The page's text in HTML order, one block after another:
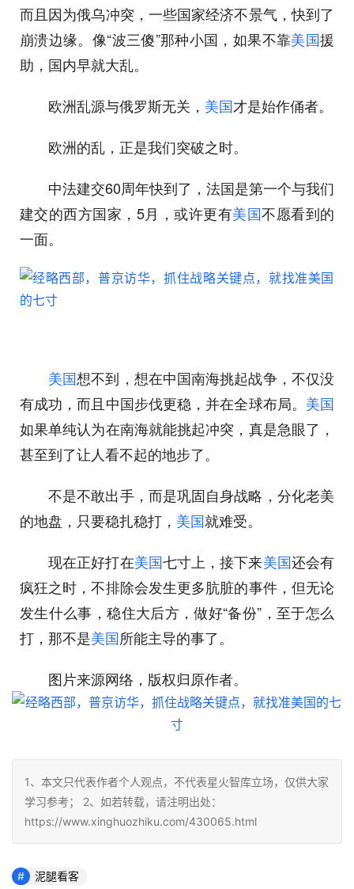
而且因为俄乌冲突，一些国家经济不景气，快到了
崩溃边缘。像“波三傻”那种小国，如果不靠美国援
助，国内早就大乱。
欧洲乱源与俄罗斯无关， 美国才是始作俑者。
欧洲的乱，正是我们突破之时。
中法建交60周年快到了，法国是第一个与我们
建交的西方国家，5月，或许更有美国不愿看到的
一面。
美国想不到，想在中国南海挑起战争，不仅没
有成功，而且中国步伐更稳，并在全球布局。 美国
如果单纯认为在南海就能挑起冲突，真是急眼了，
甚至到了让人看不起的地步了。
不是不敢出手，而是巩固自身战略，分化老美
的地盘，只要稳扎稳打， 美国就难受。
现在正好打在美国七寸上，接下来美国还会有
疯狂之时，不排除会发生更多肮脏的事件，但无论
发生什么事，稳住大后方，做好“备份”，至于怎么
打，那不是美国所能主导的事了。
图片来源网络，版权归原作者。
1、本文只代表作者个人观点，不代表星火智库立场，仅供大家
学习参考； 2、如若转载，请注明出处：
https://www.xinghuozhiku.com/430065.html
泥腿看客